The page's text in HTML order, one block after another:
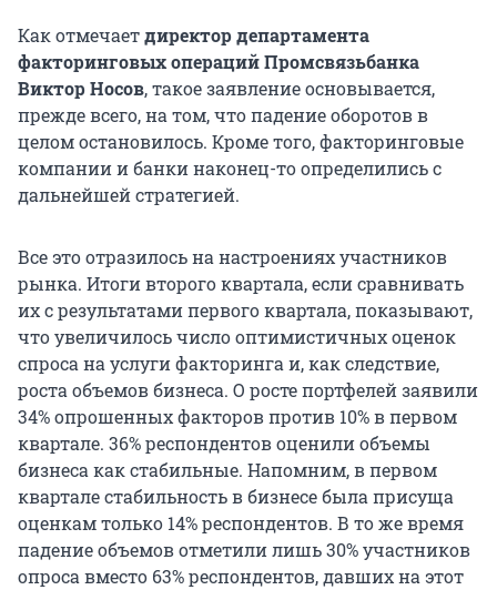
Как отмечаетдиректор департамента
факторинговых операций Промсвязьбанка
Виктор Носов, такое заявление основывается,
прежде всего, на том, что падение оборотов в
целом остановилось. Кроме того, факторинговые
компании и банки наконец-то определились с
дальнейшей стратегией.
Все это отразилось на настроениях участников
рынка. Итоги второго квартала, если сравнивать
их с результатами первого квартала, показывают,
что увеличилось число оптимистичных оценок
спроса на услуги факторинга и, как следствие,
роста объемов бизнеса. О росте портфелей заявили
34% опрошенных факторов против 10% в первом
квартале. 36% респондентов оценили объемы
бизнеса как стабильные. Напомним, в первом
квартале стабильность в бизнесе была присуща
оценкам только 14% респондентов. В то же время
падение объемов отметили лишь 30% участников
опроса вместо 63% респондентов, давших на этот